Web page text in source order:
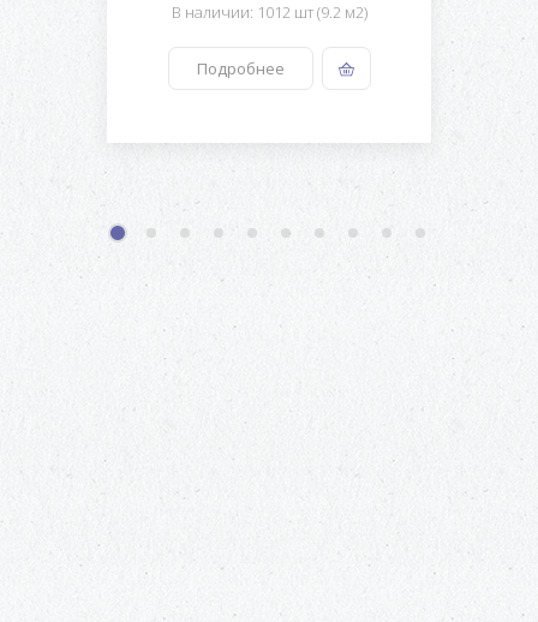
В наличии: 1012 шт (9.2 м2)
Подробнее
1 2 3 4 5 6 7 8 9 10